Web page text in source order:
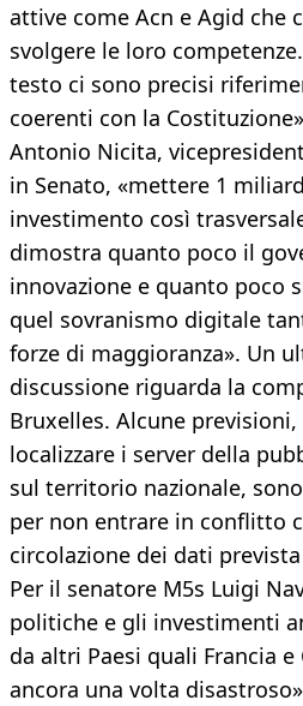
attive come Acn e Agid che
svolgere le loro
testo ci sono precisi
coerenti con la
Antonio Nicita,
in Senato, «mettere 1
investimento così
dimostra quanto poco il
innovazione e quanto poco
quel sovranismo digitale
forze di maggioranza». Un
discussione riguarda la
Bruxelles. Alcune previsioni,
localizzare i server della
sul territorio nazionale,
per non entrare in conflitto
circolazione dei dati
Per il senatore M5s Luigi
politiche e gli investimenti
da altri Paesi quali Francia
ancora una volta